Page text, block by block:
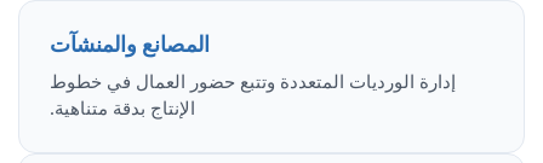
المصانع والمنشآت
إدارة الورديات المتعددة وتتبع حضور العمال في خطوط
الإنتاج بدقة متناهية.